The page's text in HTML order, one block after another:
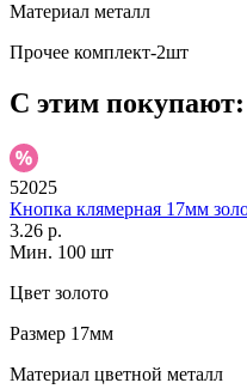
Материал металл
Прочее комплект-2шт
С этим покупают:
52025
Кнопка клямерная 17мм
3.26 р.
Мин. 100 шт
Цвет золото
Размер 17мм
Материал цветной металл